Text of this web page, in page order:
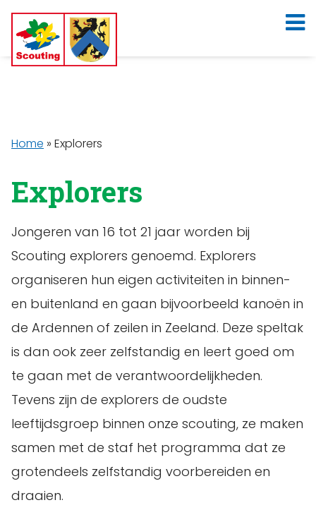
Home » Explorers
Explorers
Jongeren van 16 tot 21 jaar worden bij
Scouting explorers genoemd. Explorers
organiseren hun eigen activiteiten in binnen-
en buitenland en gaan bijvoorbeeld kanoën in
de Ardennen of zeilen in Zeeland. Deze speltak
is dan ook zeer zelfstandig en leert goed om
te gaan met de verantwoordelijkheden.
Tevens zijn de explorers de oudste
leeftijdsgroep binnen onze scouting, ze maken
samen met de staf het programma dat ze
grotendeels zelfstandig voorbereiden en
draaien.